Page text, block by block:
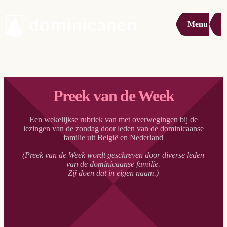
Menu
Preek van de Week
Een wekelijkse rubriek van met overwegingen bij de
lezingen van de zondag door leden van de dominicaanse
familie uit België en Nederland
(Preek van de Week wordt geschreven door diverse leden
van de dominicaanse familie.
Zij doen dat in eigen naam.)